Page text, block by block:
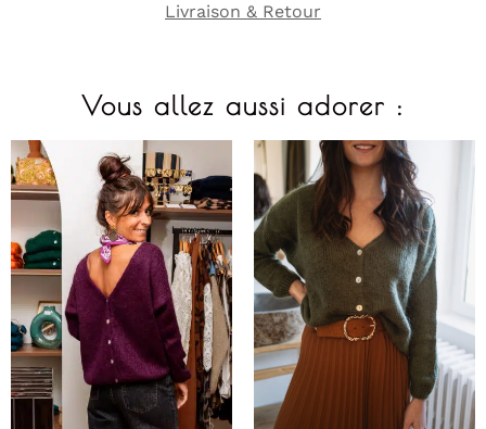
Livraison & Retour
Vous allez aussi adorer :